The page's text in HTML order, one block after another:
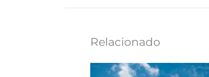
Relacionado